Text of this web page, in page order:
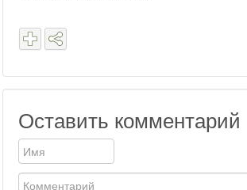
Оставить комментарий